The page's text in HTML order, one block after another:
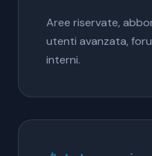
Aree riservate,
utenti avanzata,
interni.